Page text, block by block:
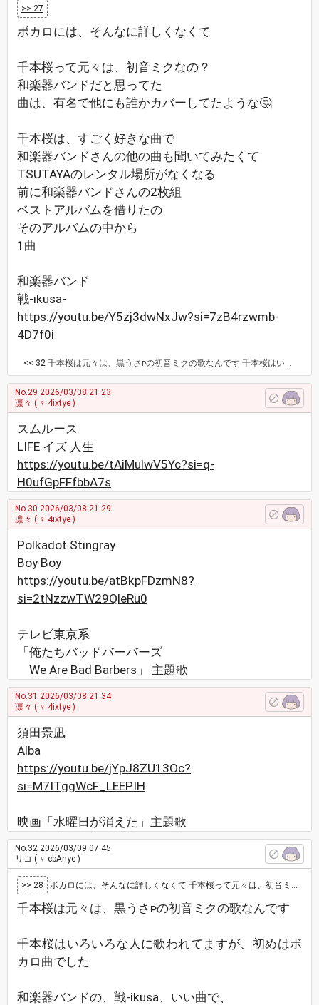
>> 27
ボカロには、そんなに詳しくなくて
千本桜って元々は、初音ミクなの？
和楽器バンドだと思ってた
曲は、有名で他にも誰かカバーしてたような🤔
千本桜は、すごく好きな曲で
和楽器バンドさんの他の曲も聞いてみたくて
TSUTAYAのレンタル場所がなくなる
前に和楽器バンドさんの2枚組
ベストアルバムを借りたの
そのアルバムの中から
1曲
和楽器バンド
戦-ikusa-
https://youtu.be/Y5zj3dwNxJw?si=7zB4rzwmb-
4D7f0i
<< 32 千本桜は元々は、黒うさᴘの初音ミクの歌なんです 千本桜はいろいろな人に歌われてますが、初めはボカロ曲でした 和楽器バンドの、戦-ikusa、いい曲で、 私もその頃アルバムを買ったりして聴いていました 一時期、和楽器バンド、ハマりましたw
No.29 2026/03/08 21:23
凛々 ( ♀ 4ixtye )
スムルース
LIFE イズ 人生
https://youtu.be/tAiMulwV5Yc?si=q-
H0ufGpFFfbbA7s
No.30 2026/03/08 21:29
凛々 ( ♀ 4ixtye )
Polkadot Stingray
Boy Boy
https://youtu.be/atBkpFDzmN8?
si=2tNzzwTW29QleRu0
テレビ東京系
「俺たちバッドバーバーズ
We Are Bad Barbers」 主題歌
No.31 2026/03/08 21:34
凛々 ( ♀ 4ixtye )
須田景凪
Alba
https://youtu.be/jYpJ8ZU13Oc?
si=M7ITggWcF_LEEPIH
映画「水曜日が消えた」主題歌
No.32 2026/03/09 07:45
リコ ( ♀ cbAnye )
>> 28 ボカロには、そんなに詳しくなくて 千本桜って元々は、初音ミクなの？ 和楽器バンドだと思ってた 曲は、有名で他にも誰かカバーしてたよ…
千本桜は元々は、黒うさᴘの初音ミクの歌なんです
千本桜はいろいろな人に歌われてますが、初めはボ
カロ曲でした
和楽器バンドの、戦-ikusa、いい曲で、